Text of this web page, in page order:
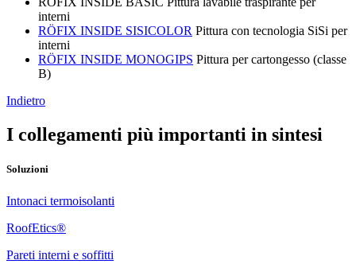
interni
RÖFIX INSIDE SISICOLOR Pittura con tecnologia SiSi per
interni
RÖFIX INSIDE MONOGIPS Pittura per cartongesso (classe
B)
Indietro
I collegamenti più importanti in sintesi
Soluzioni
Intonaci termoisolanti
RoofEtics®
Pareti interni e soffitti